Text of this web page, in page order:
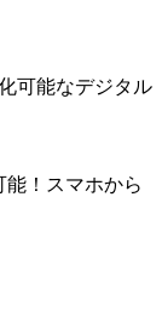
可能なデジタル
！スマホから